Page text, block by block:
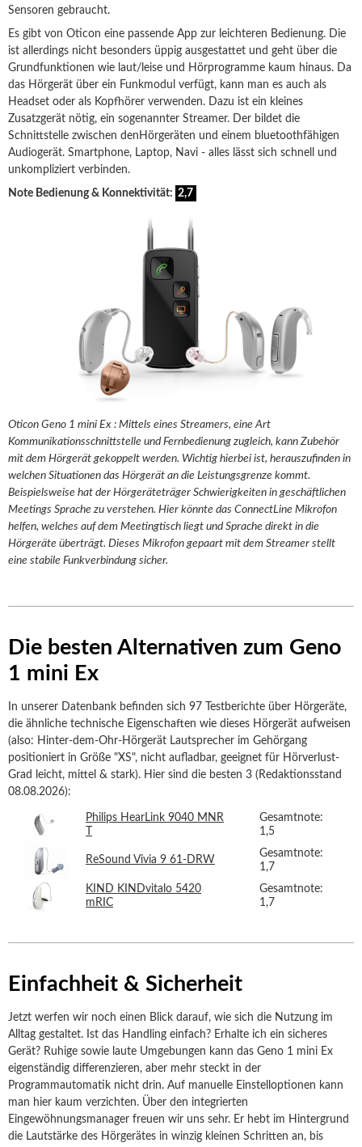
Sensoren gebraucht.
Es gibt von Oticon eine passende App zur leichteren Bedienung. Die
ist allerdings nicht besonders üppig ausgestattet und geht über die
Grundfunktionen wie laut/leise und Hörprogramme kaum hinaus. Da
das Hörgerät über ein Funkmodul verfügt, kann man es auch als
Headset oder als Kopfhörer verwenden. Dazu ist ein kleines
Zusatzgerät nötig, ein sogenannter Streamer. Der bildet die
Schnittstelle zwischen denHörgeräten und einem bluetoothfähigen
Audiogerät. Smartphone, Laptop, Navi - alles lässt sich schnell und
unkompliziert verbinden.
Note Bedienung & Konnektivität: 2,7
Oticon Geno 1 mini Ex : Mittels eines Streamers, eine Art
Kommunikationsschnittstelle und Fernbedienung zugleich, kann Zubehör
mit dem Hörgerät gekoppelt werden. Wichtig hierbei ist, herauszufinden in
welchen Situationen das Hörgerät an die Leistungsgrenze kommt.
Beispielsweise hat der Hörgeräteträger Schwierigkeiten in geschäftlichen
Meetings Sprache zu verstehen. Hier könnte das ConnectLine Mikrofon
helfen, welches auf dem Meetingtisch liegt und Sprache direkt in die
Hörgeräte überträgt. Dieses Mikrofon gepaart mit dem Streamer stellt
eine stabile Funkverbindung sicher.
Die besten Alternativen zum Geno
1 mini Ex
In unserer Datenbank befinden sich 97 Testberichte über Hörgeräte,
die ähnliche technische Eigenschaften wie dieses Hörgerät aufweisen
(also: Hinter-dem-Ohr-Hörgerät Lautsprecher im Gehörgang
positioniert in Größe "XS", nicht aufladbar, geeignet für Hörverlust-
Grad leicht, mittel & stark). Hier sind die besten 3 (Redaktionsstand
08.08.2026):
Philips HearLink 9040 MNR
Gesamtnote:
1,5
ReSound Vivia 9 61-DRW
Gesamtnote:
1,7
KIND KINDvitalo 5420
mRIC
Gesamtnote:
1,7
Einfachheit & Sicherheit
Jetzt werfen wir noch einen Blick darauf, wie sich die Nutzung im
Alltag gestaltet. Ist das Handling einfach? Erhalte ich ein sicheres
Gerät? Ruhige sowie laute Umgebungen kann das Geno 1 mini Ex
eigenständig differenzieren, aber mehr steckt in der
Programmautomatik nicht drin. Auf manuelle Einstelloptionen kann
man hier kaum verzichten. Über den integrierten
Eingewöhnungsmanager freuen wir uns sehr. Er hebt im Hintergrund
die Lautstärke des Hörgerätes in winzig kleinen Schritten an, bis